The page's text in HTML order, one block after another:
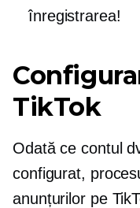
înregistrarea!
TikTok
Odată ce contul
configurat,
anunțurilor pe